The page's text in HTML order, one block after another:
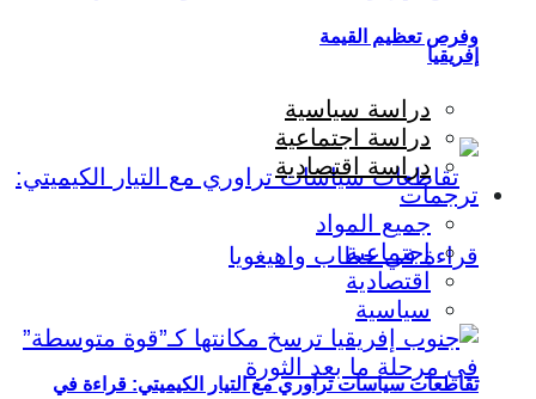
إفريقيا
تقاطعات سياسات تراوري مع التيار الكيميتي: قراءة في
وفرص تعظيم القيمة
دراسة سياسية
دراسة اجتماعية
دراسة اقتصادية
ترجمات
جميع المواد
اجتماعية
اقتصادية
سياسية